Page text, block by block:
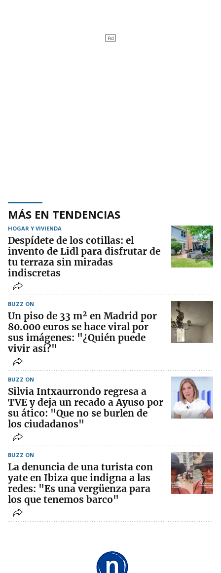
MÁS EN TENDENCIAS
HOGAR Y VIVIENDA
Despídete de los cotillas: el
invento de Lidl para disfrutar de
tu terraza sin miradas
indiscretas
BUZZ ON
Un piso de 33 m² en Madrid por
80.000 euros se hace viral por
sus imágenes: "¿Quién puede
vivir así?"
BUZZ ON
Silvia Intxaurrondo regresa a
TVE y deja un recado a Ayuso por
su ático: "Que no se burlen de
los ciudadanos"
BUZZ ON
La denuncia de una turista con
yate en Ibiza que indigna a las
redes: "Es una vergüenza para
los que tenemos barco"